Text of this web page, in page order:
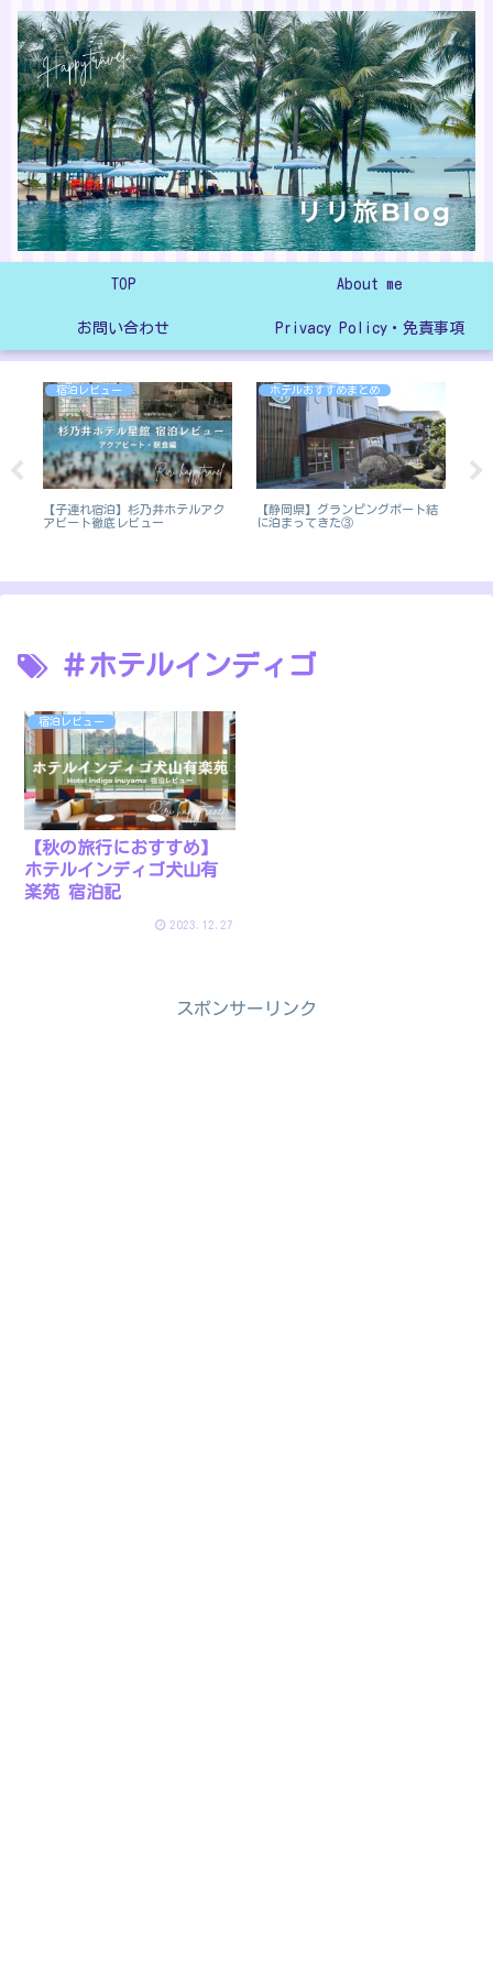
TOP About me
お問い合わせ Privacy Policy・免責事項
宿泊レビュー
【子連れ宿泊】杉乃井ホテルアク
アビート徹底レビュー
ホテルおすすめまとめ
【静岡県】グランピングポート結
に泊まってきた③
＃ホテルインディゴ
宿泊レビュー
【秋の旅行におすすめ】
ホテルインディゴ犬山有
楽苑 宿泊記
2023.12.27
スポンサーリンク